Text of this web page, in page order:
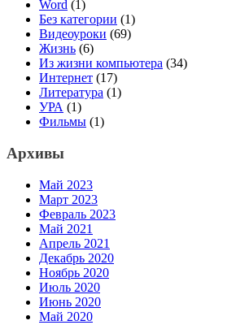
Word (1)
Без категории (1)
Видеоуроки (69)
Жизнь (6)
Из жизни компьютера (34)
Интернет (17)
Литература (1)
УРА (1)
Фильмы (1)
Архивы
Май 2023
Март 2023
Февраль 2023
Май 2021
Апрель 2021
Декабрь 2020
Ноябрь 2020
Июль 2020
Июнь 2020
Май 2020